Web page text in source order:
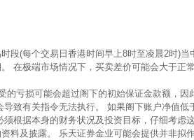
段(每个交易日香港时间早上8时至凌晨2时)
在极端市场情况下，买卖差价可能会大于正
的亏损可能会超过阁下的初始保证金款额，
致有关指令无法执行。 如果阁下账户净值
根据本身的财务状况及投资目标，仔细考
料及披露。 乐天证券金业可能会提供并非